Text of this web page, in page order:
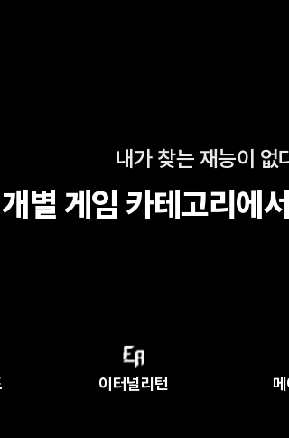
내가 찾는 재능이 없
개별 게임 카테고리에
이터널리턴